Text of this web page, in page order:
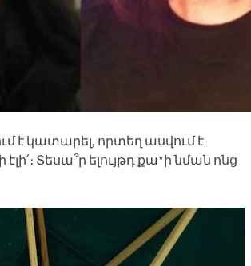
է կատարել, որտեղ ասվում է.
Տեսա՞ր ելույթդ քա*ի նման ոնց